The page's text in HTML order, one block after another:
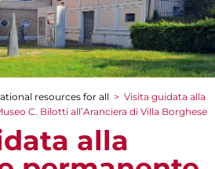
resources for all > Visita guidata alla
C. Bilotti all’Aranciera di Villa Borghese
alla